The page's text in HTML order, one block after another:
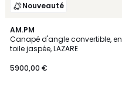
Nouveauté
AM.PM
Canapé d'angle convertible, en
toile jaspée, LAZARE
5900,00 €
3
Couleurs